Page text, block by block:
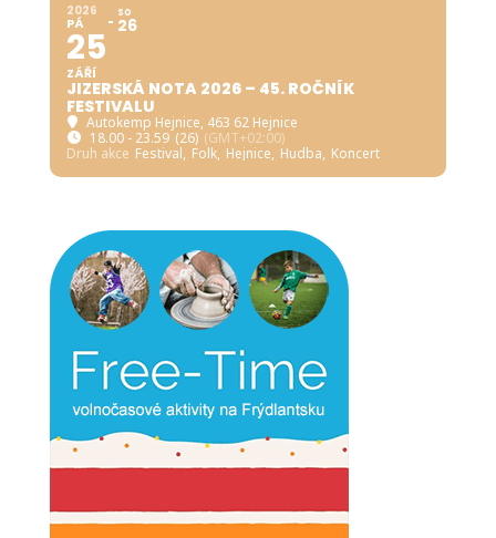
2026
PÁ
25
ZÁŘÍ
SO
26
JIZERSKÁ NOTA 2026 – 45. ROČNÍK
FESTIVALU
Autokemp Hejnice, 463 62 Hejnice
18.00 - 23.59 (26) (GMT+02:00)
Druh akce Festival, Folk, Hejnice, Hudba, Koncert